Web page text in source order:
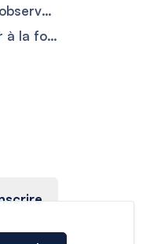
À 299 € la place, cet Airbus va décoller uniquement pour observer l’éclipse solaire du 12 août
Près du Mont Ventoux, ce village perché semble échapper à la fournaise provençale entre ruelles fraîches sous les 25 °C et vieilles pierres